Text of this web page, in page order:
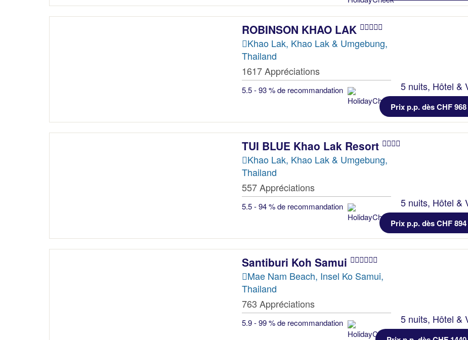
ROBINSON KHAO LAK
Khao Lak, Khao Lak & Umgebung,
Thailand
1617 Appréciations
5.5 - 93 % de recommandation 5 nuits, Hôtel &
Prix p.p. dès CHF 968
TUI BLUE Khao Lak Resort
Khao Lak, Khao Lak & Umgebung,
Thailand
557 Appréciations
5.5 - 94 % de recommandation 5 nuits, Hôtel &
Prix p.p. dès CHF 894
Santiburi Koh Samui
Mae Nam Beach, Insel Ko Samui,
Thailand
763 Appréciations
5.9 - 99 % de recommandation 5 nuits, Hôtel &